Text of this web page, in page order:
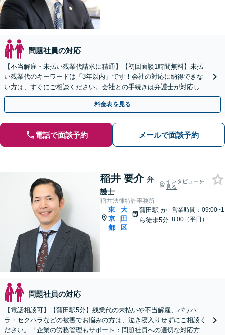
問題社員の対応
【不当解雇・未払い残業代請求に精通】【初回面談1時間無料】未払
い残業代のキーワードは「3年以内」です！会社の対応に納得できな
い方は、すぐにご相談ください。会社との手続きは弁護士が対応しま
す【京急蒲田駅徒歩6分】
料金表を見る
電話で面談予約 メールで面談予約
稲井 要介 弁
護士
インタビューを
見る
稲井法律特許事務所
東
京
都
|
大
田
区
蒲田駅 か
ら徒歩5分
営業時間：09:00~1
8:00（平日）
問題社員の対応
【電話相談可】【蒲田駅5分】残業代の未払いや不当解雇、パワハ
ラ・セクハラなどの被害でお悩みの方は、泣き寝入りせずにご相談く
ださい。「企業の労務管理もサポート：問題社員への適切な対応方法